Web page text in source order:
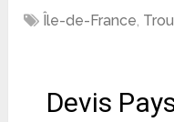
Île-de-France,
Devis